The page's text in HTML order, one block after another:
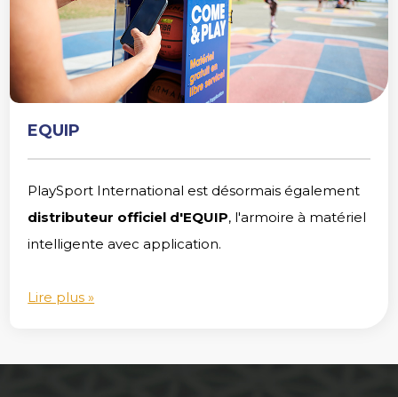
EQUIP
PlaySport International est désormais également
distributeur officiel d'EQUIP, l'armoire à matériel
intelligente avec application.
Lire plus »